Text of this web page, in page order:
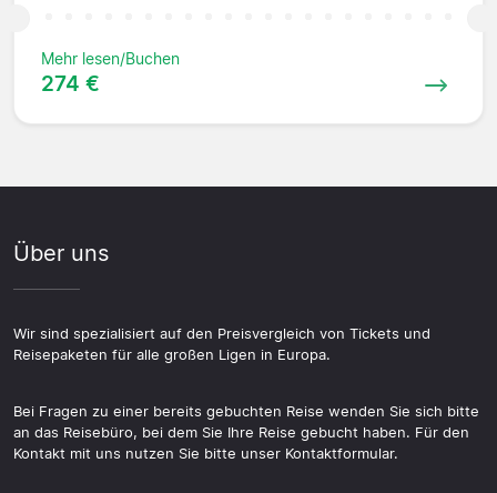
Mehr lesen/Buchen
274 €
Über uns
Wir sind spezialisiert auf den Preisvergleich von Tickets und
Reisepaketen für alle großen Ligen in Europa.
Bei Fragen zu einer bereits gebuchten Reise wenden Sie sich bitte
an das Reisebüro, bei dem Sie Ihre Reise gebucht haben. Für den
Kontakt mit uns nutzen Sie bitte unser Kontaktformular.